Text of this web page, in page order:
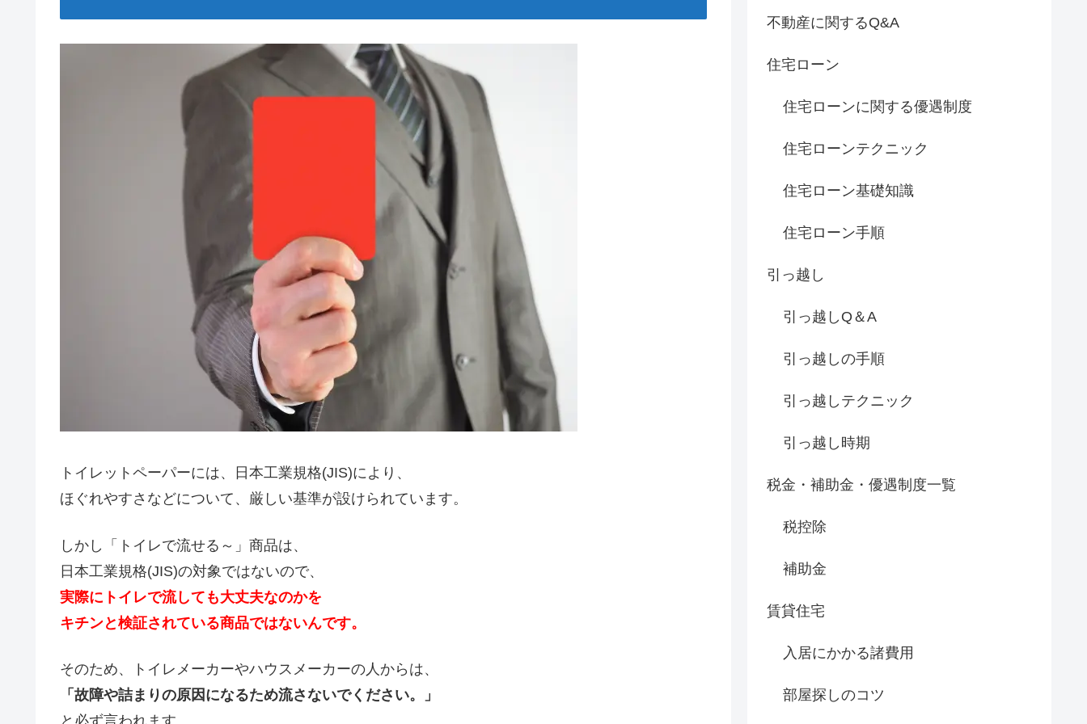
トイレットペーパーには、日本工業規格(JIS)により、
ほぐれやすさなどについて、厳しい基準が設けられています。
しかし「トイレで流せる～」商品は、
日本工業規格(JIS)の対象ではないので、
実際にトイレで流しても大丈夫なのかを
キチンと検証されている商品ではないんです。
そのため、トイレメーカーやハウスメーカーの人からは、
「故障や詰まりの原因になるため流さないでください。」
と必ず言われます。
不動産に関するQ&A
住宅ローン
住宅ローンに関する優遇制度
住宅ローンテクニック
住宅ローン基礎知識
住宅ローン手順
引っ越し
引っ越しQ＆A
引っ越しの手順
引っ越しテクニック
引っ越し時期
税金・補助金・優遇制度一覧
税控除
補助金
賃貸住宅
入居にかかる諸費用
部屋探しのコツ